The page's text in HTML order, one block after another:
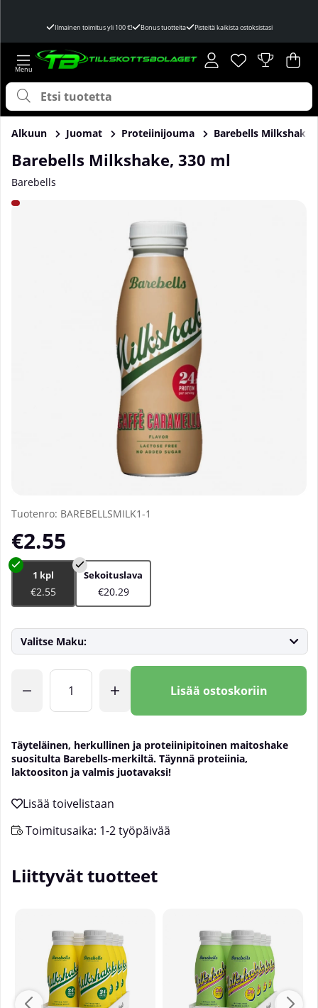
Ilmainen toimitus yli 100 €! Bonus tuotteita Pisteitä kaikista ostoksistasi
Toivelista
Lukumäärä
. .
Alkuun Juomat Proteiinijouma Barebells Milkshake,
Barebells Milkshake, 330 ml
Barebells
Tuotekuvat Barebells Milkshake, 330 ml
Tuotenro: BAREBELLSMILK1-1
€2.55
1 kpl
€2.55
Sekoituslava
€20.29
Valitse Maku:
Lisää ostoskoriin
Täyteläinen, herkullinen ja proteiinipitoinen maitoshake
suositulta Barebells-merkiltä. Täynnä proteiinia,
laktoositon ja valmis juotavaksi!
Toimitusaika: 1-2 työpäivää
Liittyvät tuotteet